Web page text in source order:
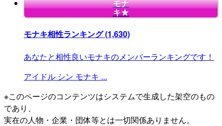
モナ
キ★
モナキ相性ランキング(1,630)
あなたと相性良いモナキのメンバーランキングです！
アイドル シン モナキ ...
※このページのコンテンツはシステムで生成した架空のもの
であり、
実在の人物・企業・団体等とは一切関係ありません。